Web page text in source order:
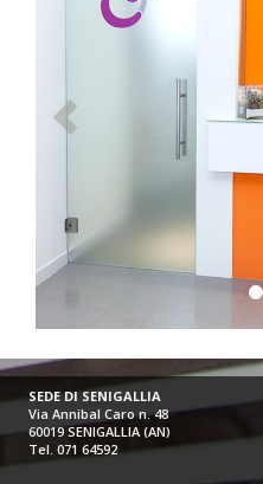
SEDE DI SENIGALLIA
Via Annibal Caro n. 48
60019 SENIGALLIA (AN)
Tel. 071 64592